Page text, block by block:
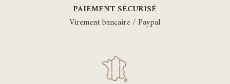
PAIEMENT SÉCURISÉ
Virement bancaire / Paypal